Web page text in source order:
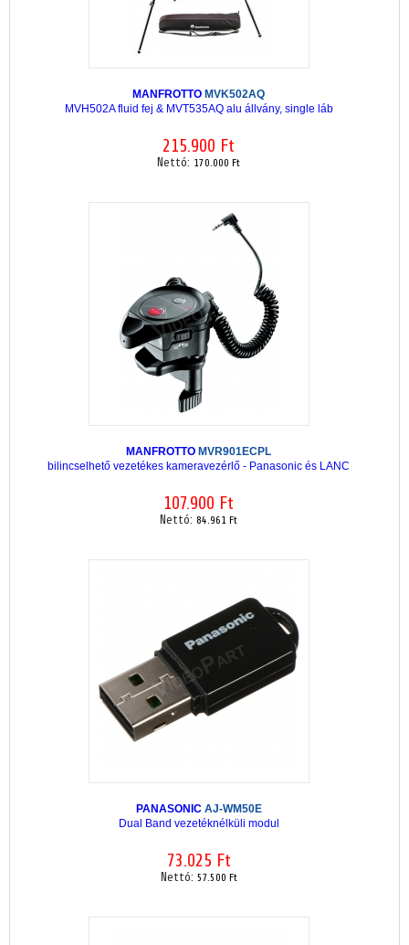
MANFROTTO MVK502AQ
MVH502A fluid fej & MVT535AQ alu állvány, single láb
215.900 Ft
Nettó: 170.000 Ft
MANFROTTO MVR901ECPL
bilincselhető vezetékes kameravezérlő - Panasonic és LANC
107.900 Ft
Nettó: 84.961 Ft
PANASONIC AJ-WM50E
Dual Band vezetéknélküli modul
73.025 Ft
Nettó: 57.500 Ft